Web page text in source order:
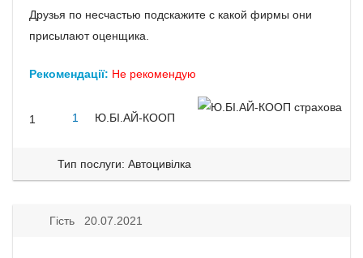
Друзья по несчастью подскажите с какой фирмы они
присылают оценщика.
Рекомендації: Не рекомендую
1 1 Ю.БІ.АЙ-КООП
Тип послуги: Автоцивілка
Гість 20.07.2021